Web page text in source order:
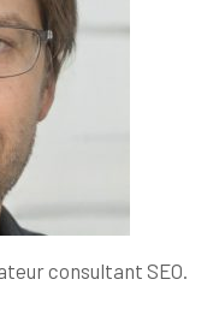
consultant SEO.